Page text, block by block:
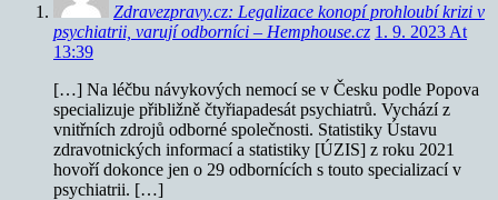
Zdravezpravy.cz: Legalizace konopí prohloubí krizi v
psychiatrii, varují odborníci – Hemphouse.cz 1. 9. 2023 At
13:39
[…] Na léčbu návykových nemocí se v Česku podle Popova
specializuje přibližně čtyřiapadesát psychiatrů. Vychází z
vnitřních zdrojů odborné společnosti. Statistiky Ústavu
zdravotnických informací a statistiky [ÚZIS] z roku 2021
hovoří dokonce jen o 29 odbornících s touto specializací v
psychiatrii. […]